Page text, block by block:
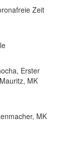
Zeit
Erster
MK
MK